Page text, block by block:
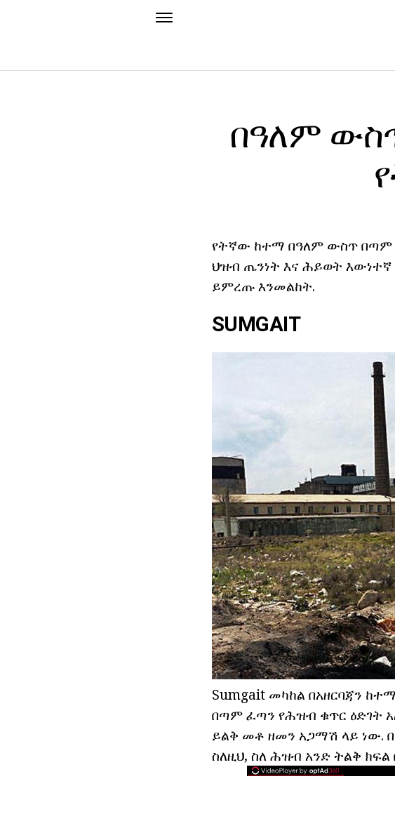
በዓለም
የትኛው ከተማ በዓለም ውስጥ በጣም
ህዝብ ጤንነት እና ሕይወት እውነተኛ
ይምረጡ እንመልከት.
SUMGAIT
Sumgait መካከል በአዘርባጃን
በጣም ፈጣን የሕዝብ ቁጥር ዕድገት
ይልቅ መቶ ዘመን አጋማሽ ላይ ነው.
ስለዚህ, ስለ ሕዝብ አንድ ትልቅ